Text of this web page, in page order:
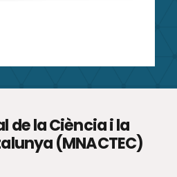
de la Ciència i la
(MNACTEC)